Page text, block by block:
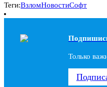
Теги:ВзломНовостиСофт
Только